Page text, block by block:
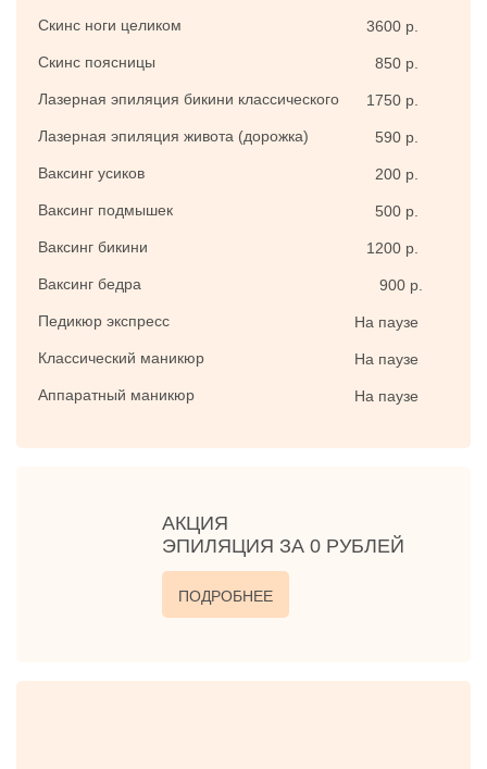
Скинс ноги целиком 3600 р.
Скинс поясницы 850 р.
Лазерная эпиляция бикини классического 1750 р.
Лазерная эпиляция живота (дорожка) 590 р.
Ваксинг усиков 200 р.
Ваксинг подмышек 500 р.
Ваксинг бикини 1200 р.
Ваксинг бедра 900 р.
Педикюр экспресс На паузе
Классический маникюр На паузе
Аппаратный маникюр На паузе
АКЦИЯ
ЭПИЛЯЦИЯ ЗА 0 РУБЛЕЙ
ПОДРОБНЕЕ